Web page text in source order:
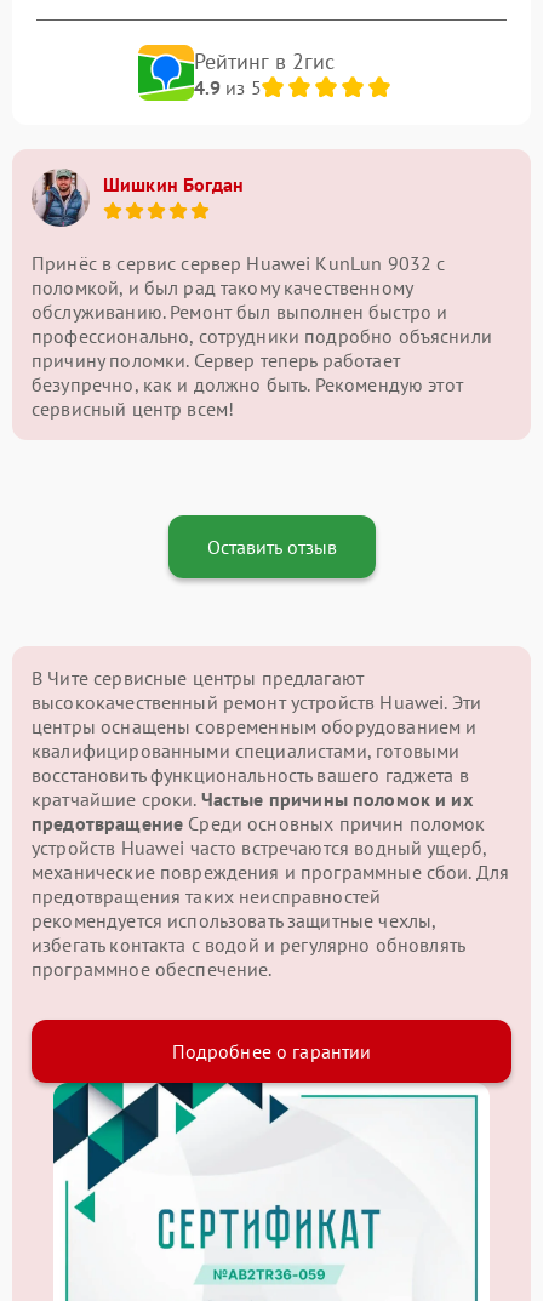
Рейтинг в 2гис
4.9из 5
Шишкин Богдан
Принёс в сервис сервер Huawei KunLun 9032 с
поломкой, и был рад такому качественному
обслуживанию. Ремонт был выполнен быстро и
профессионально, сотрудники подробно объяснили
причину поломки. Сервер теперь работает
безупречно, как и должно быть. Рекомендую этот
сервисный центр всем!
Оставить отзыв
В Чите сервисные центры предлагают
высококачественный ремонт устройств Huawei. Эти
центры оснащены современным оборудованием и
квалифицированными специалистами, готовыми
восстановить функциональность вашего гаджета в
кратчайшие сроки. Частые причины поломок и их
предотвращение Среди основных причин поломок
устройств Huawei часто встречаются водный ущерб,
механические повреждения и программные сбои. Для
предотвращения таких неисправностей
рекомендуется использовать защитные чехлы,
избегать контакта с водой и регулярно обновлять
программное обеспечение.
Подробнее о гарантии